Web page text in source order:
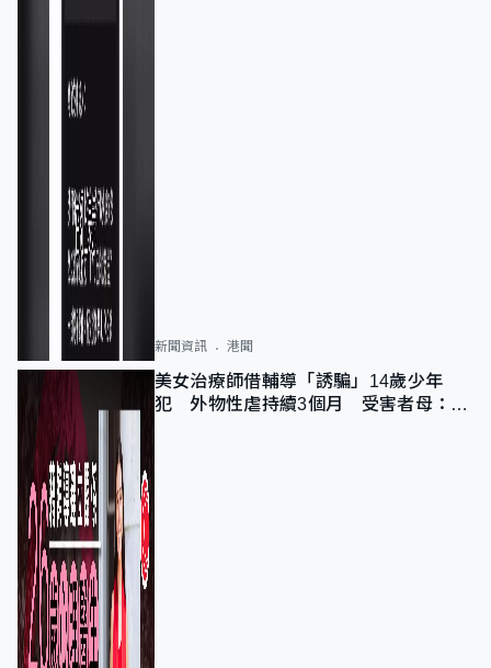
新聞資訊 港聞
美女治療師借輔導「誘騙」14歲少年
犯 外物性虐持續3個月 受害者母：要